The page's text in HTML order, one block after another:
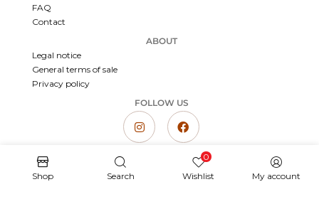
FAQ
Contact
ABOUT
Legal notice
General terms of sale
Privacy policy
FOLLOW US
Gemmissime | Fine and colorful handmade natural stone jewelry
Copyright © 2023 Gemmissime – Registered trademark | All rights reserved
Shop Search
0
Wishlist
My account